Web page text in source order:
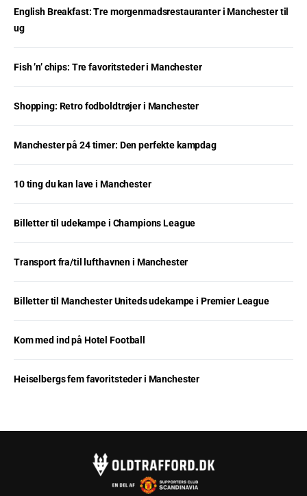
English Breakfast: Tre morgenmadsrestauranter i Manchester til
ug
Fish ’n’ chips: Tre favoritsteder i Manchester
Shopping: Retro fodboldtrøjer i Manchester
Manchester på 24 timer: Den perfekte kampdag
10 ting du kan lave i Manchester
Billetter til udekampe i Champions League
Transport fra/til lufthavnen i Manchester
Billetter til Manchester Uniteds udekampe i Premier League
Kom med ind på Hotel Football
Heiselbergs fem favoritsteder i Manchester